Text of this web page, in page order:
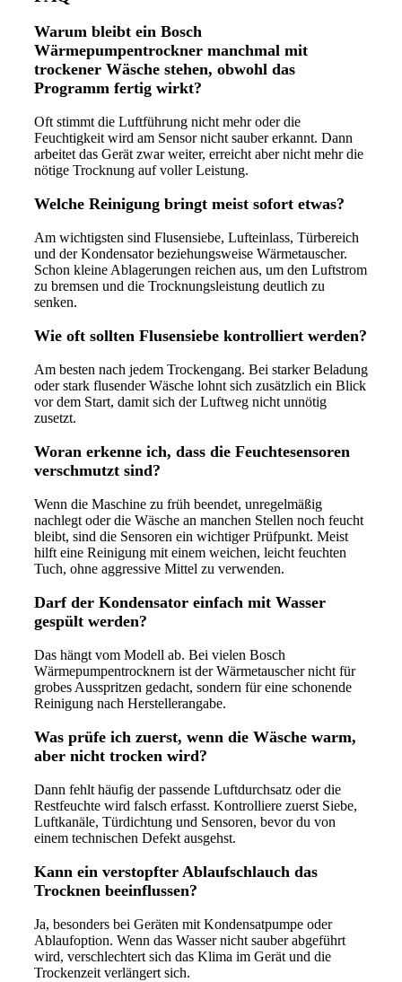
Warum bleibt ein Bosch
Wärmepumpentrockner manchmal mit
trockener Wäsche stehen, obwohl das
Programm fertig wirkt?
Oft stimmt die Luftführung nicht mehr oder die
Feuchtigkeit wird am Sensor nicht sauber erkannt. Dann
arbeitet das Gerät zwar weiter, erreicht aber nicht mehr die
nötige Trocknung auf voller Leistung.
Welche Reinigung bringt meist sofort etwas?
Am wichtigsten sind Flusensiebe, Lufteinlass, Türbereich
und der Kondensator beziehungsweise Wärmetauscher.
Schon kleine Ablagerungen reichen aus, um den Luftstrom
zu bremsen und die Trocknungsleistung deutlich zu
senken.
Wie oft sollten Flusensiebe kontrolliert werden?
Am besten nach jedem Trockengang. Bei starker Beladung
oder stark flusender Wäsche lohnt sich zusätzlich ein Blick
vor dem Start, damit sich der Luftweg nicht unnötig
zusetzt.
Woran erkenne ich, dass die Feuchtesensoren
verschmutzt sind?
Wenn die Maschine zu früh beendet, unregelmäßig
nachlegt oder die Wäsche an manchen Stellen noch feucht
bleibt, sind die Sensoren ein wichtiger Prüfpunkt. Meist
hilft eine Reinigung mit einem weichen, leicht feuchten
Tuch, ohne aggressive Mittel zu verwenden.
Darf der Kondensator einfach mit Wasser
gespült werden?
Das hängt vom Modell ab. Bei vielen Bosch
Wärmepumpentrocknern ist der Wärmetauscher nicht für
grobes Ausspritzen gedacht, sondern für eine schonende
Reinigung nach Herstellerangabe.
Was prüfe ich zuerst, wenn die Wäsche warm,
aber nicht trocken wird?
Dann fehlt häufig der passende Luftdurchsatz oder die
Restfeuchte wird falsch erfasst. Kontrolliere zuerst Siebe,
Luftkanäle, Türdichtung und Sensoren, bevor du von
einem technischen Defekt ausgehst.
Kann ein verstopfter Ablaufschlauch das
Trocknen beeinflussen?
Ja, besonders bei Geräten mit Kondensatpumpe oder
Ablaufoption. Wenn das Wasser nicht sauber abgeführt
wird, verschlechtert sich das Klima im Gerät und die
Trockenzeit verlängert sich.